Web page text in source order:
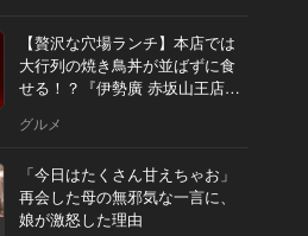
【贅沢な穴場ランチ】本店では
大行列の焼き鳥丼が並ばずに食
せる！？『伊勢廣 赤坂山王店』
グルメ
「今日はたくさん甘えちゃお」
再会した母の無邪気な一言に、
娘が激怒した理由